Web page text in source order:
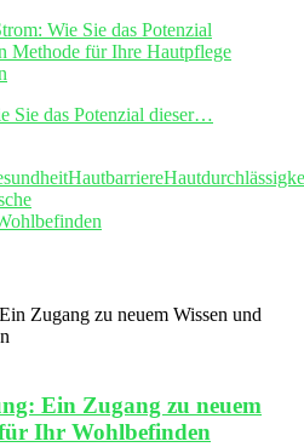
Sie das Potenzial dieser…
Hautbarriere
Ein Zugang zu neuem
Ihr Wohlbefinden